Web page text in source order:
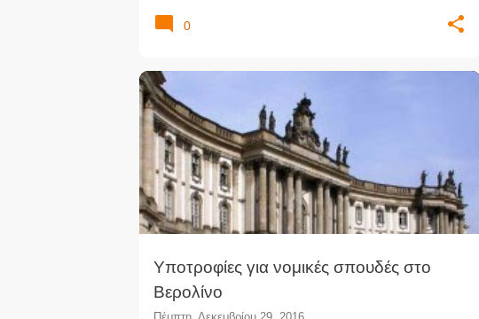
0
Υποτροφίες για νομικές σπουδές στο
Βερολίνο
ΔΊΚΑΙΟ ΝΟΜΙΚΈΣ ΣΠΟΥΔΈΣ